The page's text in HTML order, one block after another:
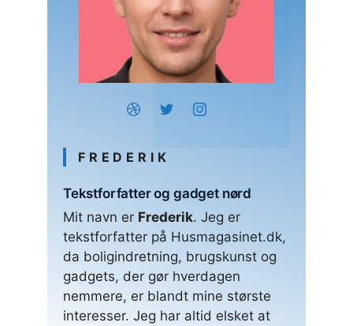
FREDERIK
Tekstforfatter og gadget nørd
Mit navn er Frederik. Jeg er
tekstforfatter på Husmagasinet.dk,
da boligindretning, brugskunst og
gadgets, der gør hverdagen
nemmere, er blandt mine største
interesser. Jeg har altid elsket at